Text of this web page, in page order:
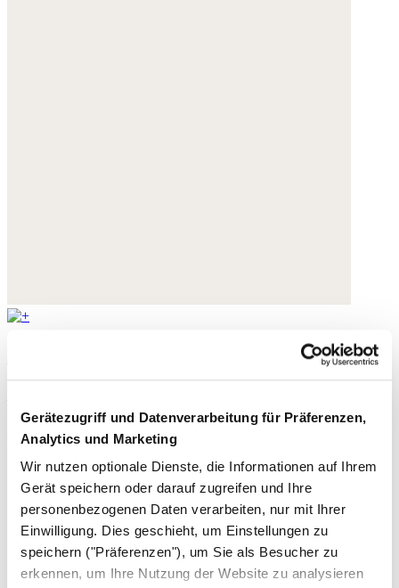
Gerätezugriff und Datenverarbeitung für Präferenzen,
Analytics und Marketing
Wir nutzen optionale Dienste, die Informationen auf Ihrem
Gerät speichern oder darauf zugreifen und Ihre
personenbezogenen Daten verarbeiten, nur mit Ihrer
Einwilligung. Dies geschieht, um Einstellungen zu
speichern ("Präferenzen"), um Sie als Besucher zu
erkennen, um Ihre Nutzung der Website zu analysieren
190,- €